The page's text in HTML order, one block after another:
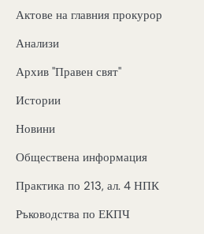
Актове на главния прокурор
Анализи
Архив "Правен свят"
Истории
Новини
Обществена информация
Практика по 213, ал. 4 НПК
Ръководства по ЕКПЧ